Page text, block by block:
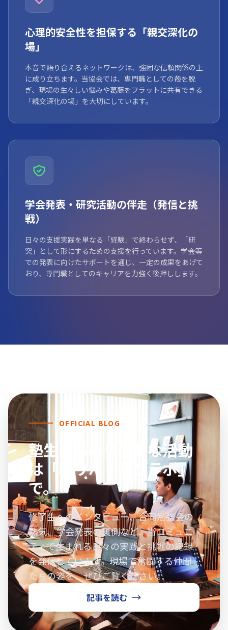
心理的安全性を担保する「親交深化の
場」
本音で語り合えるネットワークは、強固な信頼関係の上
に成り立ちます。当協会では、専門職としての殻を脱
ぎ、現場の生々しい悩みや葛藤をフラットに共有できる
「親交深化の場」を大切にしています。
学会発表・研究活動の伴走（発信と挑
戦）
日々の支援実践を単なる「経験」で終わらせず、「研
究」として形にするための支援を行っています。学会等
での発表に向けたサポートを通じ、一定の成果をあげて
おり、専門職としてのキャリアを力強く後押しします。
OFFICIAL BLOG
塾生たちのリアルな活動
は 「職リハ・学びラボ」
で。
修了生へのインタビュー、合同勉強会の
熱気、学会発表の裏側など、当コミュニ
ティで生まれる日々の実践と挑戦の記録
を発信しています。現場で奮闘する仲間
たちの姿を、ぜひご覧ください。
記事を読む